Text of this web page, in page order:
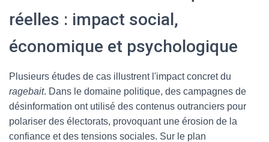
réelles : impact social,
économique et psychologique
Plusieurs études de cas illustrent l'impact concret du
ragebait. Dans le domaine politique, des campagnes de
désinformation ont utilisé des contenus outranciers pour
polariser des électorats, provoquant une érosion de la
confiance et des tensions sociales. Sur le plan